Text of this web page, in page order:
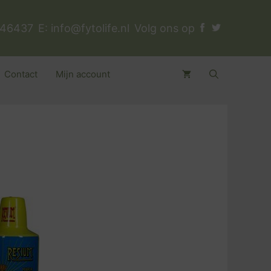
E: info@fytolife.nl Volg ons op
Contact Mijn account